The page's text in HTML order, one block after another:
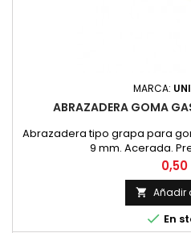
MARCA:
ABRAZADERA GOMA
Abrazadera tipo grapa para
9 mm. Acerada.
 Añadir
 En